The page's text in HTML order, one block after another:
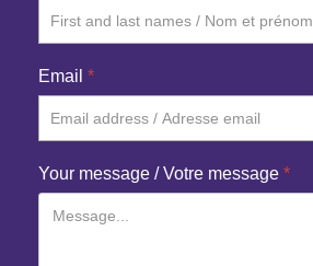
Email *
Your message / Votre message *